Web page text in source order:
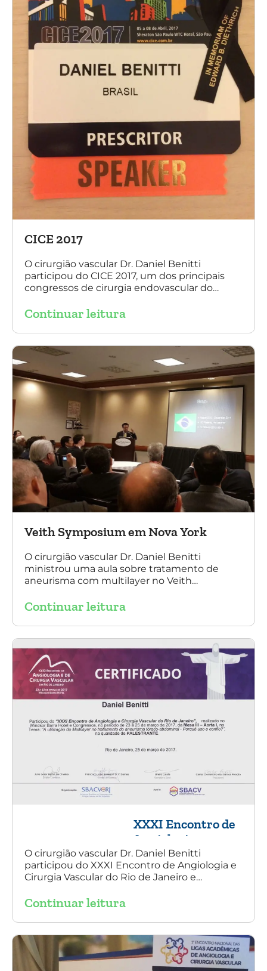
CICE 2017
O cirurgião vascular Dr. Daniel Benitti
participou do CICE 2017, um dos principais
congressos de cirurgia endovascular do
sobre a experiência brasileira no tratamento
multilayer. Mais de 200 pacientes operados
sem nenhum caso de paraplegia!
Continuar leitura
Veith Symposium em Nova York
O cirurgião vascular Dr. Daniel Benitti
ministrou uma aula sobre tratamento de
aneurisma com multilayer no Veith
Continuar leitura
XXXI Encontro de
Angiologia e
Cirurgia Vascular
do Rio de Janeiro
O cirurgião vascular Dr. Daniel Benitti
participou do XXXI Encontro de Angiologia e
Cirurgia Vascular do Rio de Janeiro e
multilayer no tratamento de aneurisma
Continuar leitura